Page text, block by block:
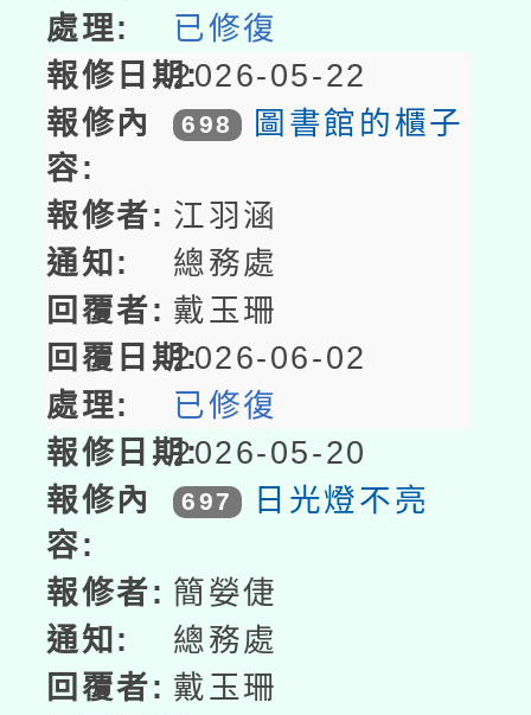
已修復
2026-05-22
698 圖書館的櫃子
江羽涵
總務處
戴玉珊
2026-06-02
已修復
2026-05-20
697 日光燈不亮
簡嫈倢
總務處
戴玉珊